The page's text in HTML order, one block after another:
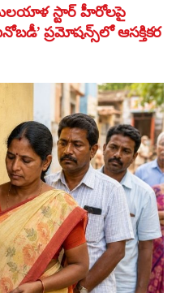
స్టార్ హీరోలపై
ప్రమోషన్స్‌లో ఆసక్తికర